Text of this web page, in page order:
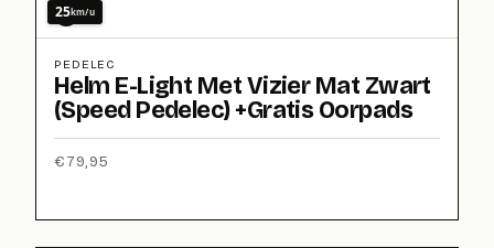
25km/u
PEDELEC
Helm E-Light Met Vizier Mat Zwart
(Speed Pedelec) +Gratis Oorpads
€79,95